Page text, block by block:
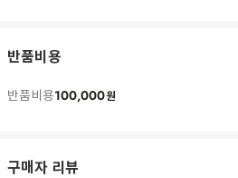
반품비용
반품비용100,000원
구매자 리뷰